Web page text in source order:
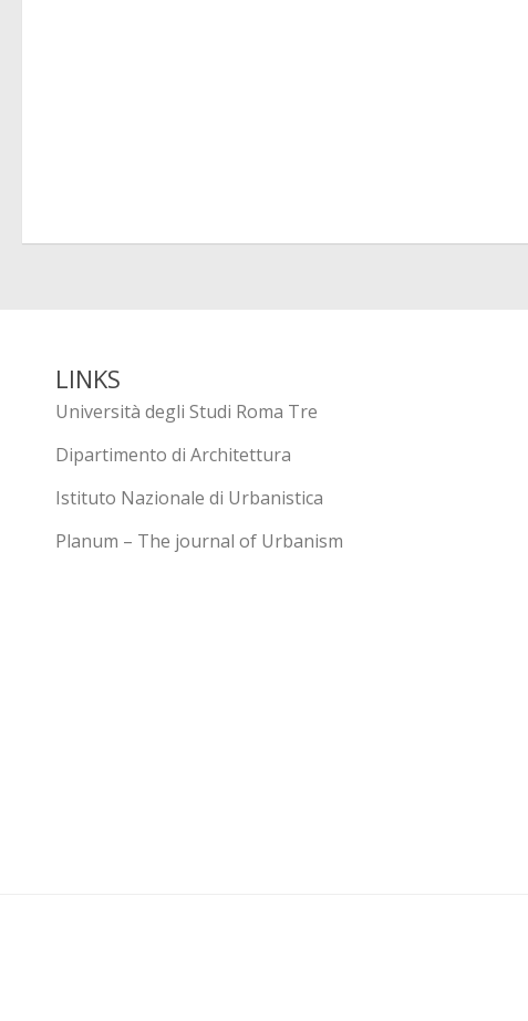
LINKS
Università degli Studi Roma Tre
Dipartimento di Architettura
Istituto Nazionale di Urbanistica
Planum – The journal of Urbanism